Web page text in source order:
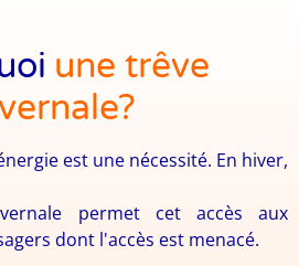
une trêve
est une nécessité. En hiver,
permet cet accès aux
dont l'accès est menacé.